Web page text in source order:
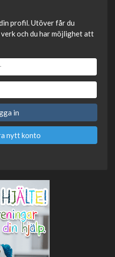
profil. Utöver får du
och du har möjlighet att
in
nytt konto